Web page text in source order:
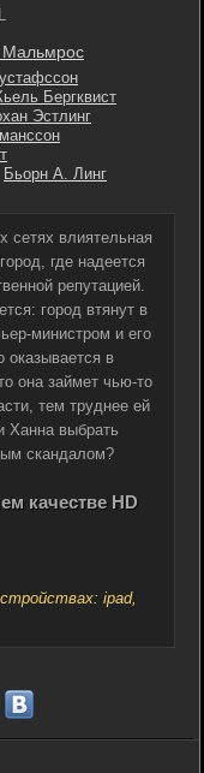
Бергквист
Эстлинг
Бьорн А. Линг
сетях влиятельная
где надеется
репутацией.
город втянут в
министром и его
оказывается в
она займет чью-то
тем труднее ей
Ханна выбрать
скандалом?
качестве HD
ipad,